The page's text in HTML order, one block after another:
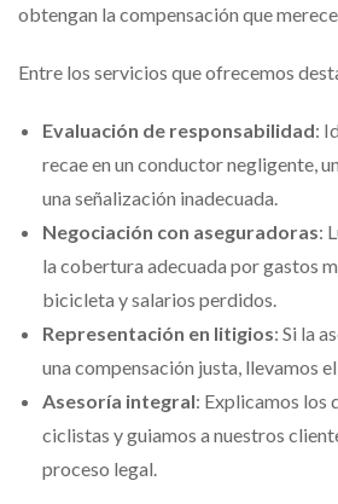
obtengan la compensación que
Entre los servicios que ofrecemos
Evaluación de responsabilidad:
recae en un conductor negligente,
una señalización inadecuada.
Negociación con aseguradoras:
la cobertura adecuada por gastos
bicicleta y salarios perdidos.
Representación en litigios: Si la
una compensación justa, llevamos
Asesoría integral: Explicamos los
ciclistas y guiamos a nuestros
proceso legal.